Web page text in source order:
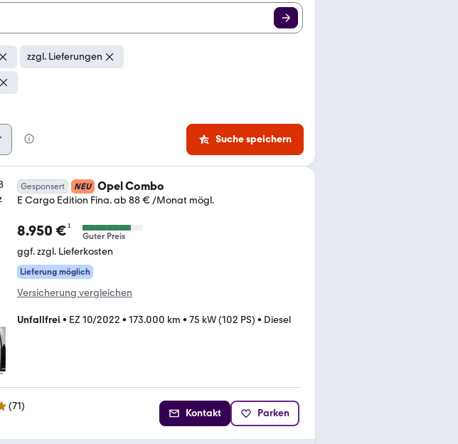
zzgl. Lieferungen
Suche speichern
Gesponsert NEU Opel Combo
E Cargo Edition Fina. ab 88 € /Monat mögl.
8.950 €¹
Guter Preis
ggf. zzgl. Lieferkosten
Lieferung möglich
Versicherung vergleichen
Unfallfrei • EZ 10/2022 • 173.000 km • 75 kW (102 PS) • Diesel
(71)
Kontakt Parken